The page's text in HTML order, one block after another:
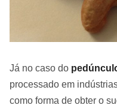
Já no caso do
processado em
como forma de obter o